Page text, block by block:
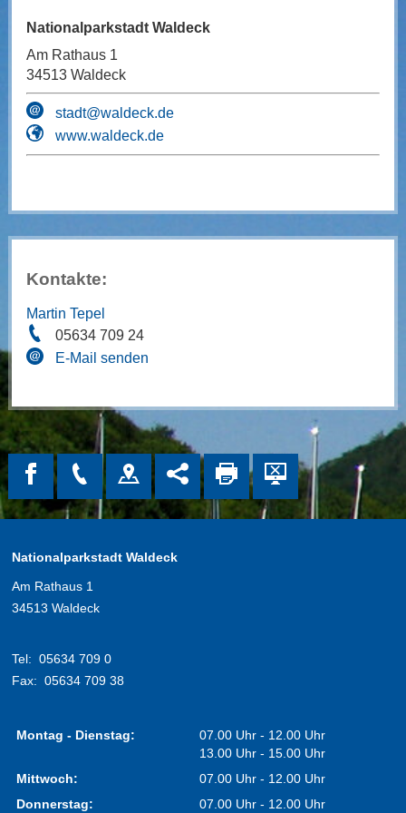
Nationalparkstadt Waldeck
Am Rathaus 1
34513 Waldeck
stadt@waldeck.de
www.waldeck.de
Kontakte:
Martin Tepel
05634 709 24
E-Mail senden
Nationalparkstadt Waldeck
Am Rathaus 1
34513 Waldeck
Tel: 05634 709 0
Fax: 05634 709 38
Montag - Dienstag:
07.00 Uhr - 12.00 Uhr
13.00 Uhr - 15.00 Uhr
Mittwoch:
07.00 Uhr - 12.00 Uhr
Donnerstag:
07.00 Uhr - 12.00 Uhr